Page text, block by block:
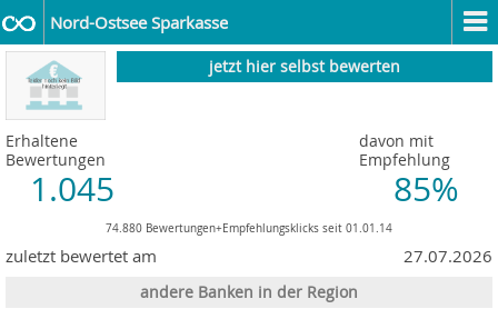
Nord-Ostsee Sparkasse
jetzt hier selbst bewerten
Erhaltene
Bewertungen
1.045
davon mit
Empfehlung
85%
74.880 Bewertungen+Empfehlungsklicks seit 01.01.14
zuletzt bewertet am 27.07.2026
andere Banken in der Region